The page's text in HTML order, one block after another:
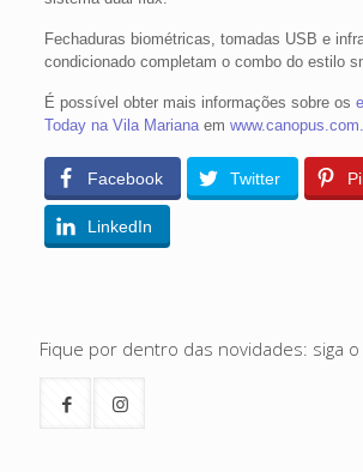
Fechaduras biométricas, tomadas USB e
condicionado completam o combo do estilo
É possível obter mais informações sobre os
Today na Vila Marianaem
Facebook Twitter
LinkedIn
Fique por dentro das novidades: siga o